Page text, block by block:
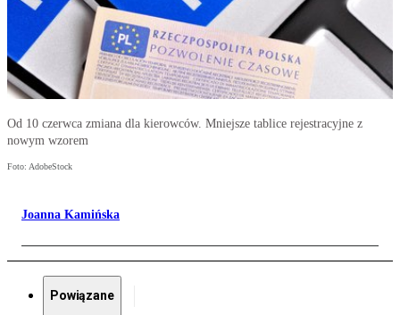
Od 10 czerwca zmiana dla kierowców. Mniejsze tablice rejestracyjne z
nowym wzorem
Foto: AdobeStock
Joanna Kamińska
Powiązane